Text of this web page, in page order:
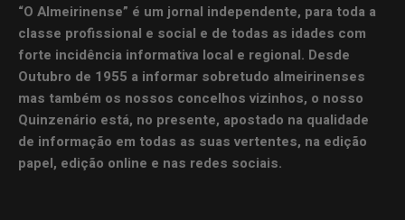
“O Almeirinense” é um jornal independente, para toda a
classe profissional e social e de todas as idades com
forte incidência informativa local e regional. Desde
Outubro de 1955 a informar sobretudo almeirinenses
mas também os nossos concelhos vizinhos, o nosso
Quinzenário está, no presente, apostado na qualidade
de informação em todas as suas vertentes, na edição
papel, edição online e nas redes sociais.